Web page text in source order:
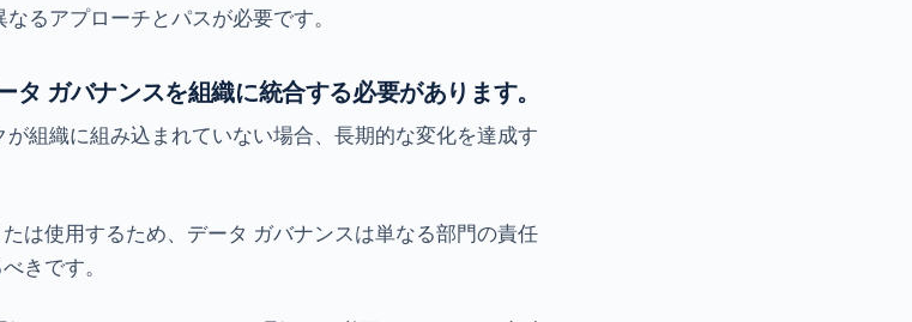
るアプローチとパスが必要です。
タ ガバナンスを組織に統合する必要があります。
が組織に組み込まれていない場合、長期的な変化を達成す
は使用するため、データ ガバナンスは単なる部門の責任
きです。